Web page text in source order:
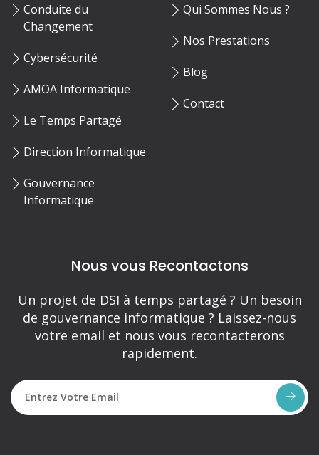
Conduite du
Changement
Cybersécurité
AMOA Informatique
Le Temps Partagé
Direction Informatique
Gouvernance
Informatique
Qui Sommes Nous ?
Nos Prestations
Blog
Contact
Nous vous Recontactons
Un projet de DSI à temps partagé ? Un besoin
de gouvernance informatique ? Laissez-nous
votre email et nous vous recontacterons
rapidement.